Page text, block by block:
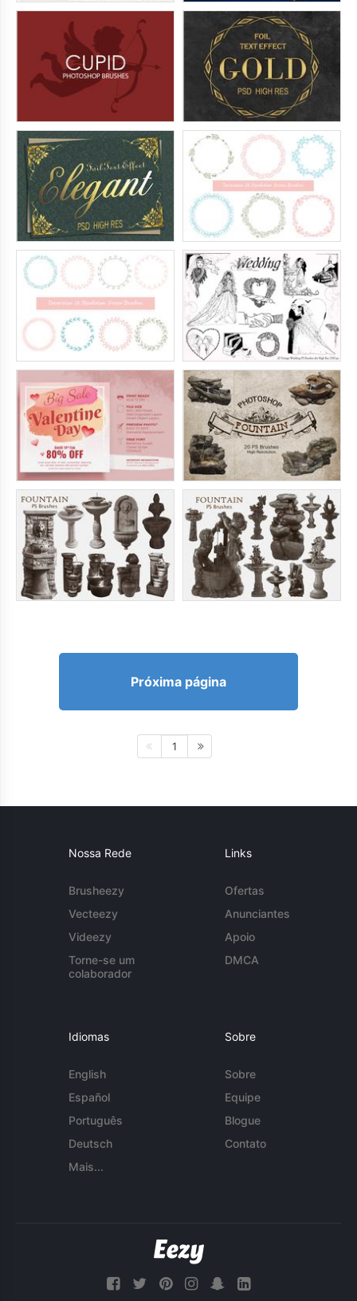
Próxima página
1
Nossa Rede
Brusheezy
Vecteezy
Videezy
Torne-se um
colaborador
Links
Ofertas
Anunciantes
Apoio
DMCA
Idiomas
English
Español
Português
Deutsch
Mais...
Sobre
Sobre
Equipe
Blogue
Contato